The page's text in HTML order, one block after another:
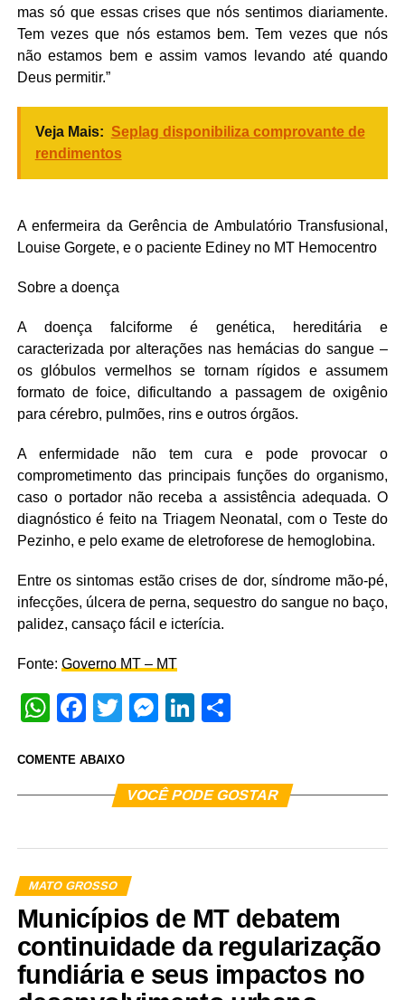
mas só que essas crises que nós sentimos diariamente.
Tem vezes que nós estamos bem. Tem vezes que nós
não estamos bem e assim vamos levando até quando
Deus permitir.”
Veja Mais: Seplag disponibiliza comprovante de
rendimentos
A enfermeira da Gerência de Ambulatório Transfusional,
Louise Gorgete, e o paciente Ediney no MT Hemocentro
Sobre a doença
A doença falciforme é genética, hereditária e
caracterizada por alterações nas hemácias do sangue –
os glóbulos vermelhos se tornam rígidos e assumem
formato de foice, dificultando a passagem de oxigênio
para cérebro, pulmões, rins e outros órgãos.
A enfermidade não tem cura e pode provocar o
comprometimento das principais funções do organismo,
caso o portador não receba a assistência adequada. O
diagnóstico é feito na Triagem Neonatal, com o Teste do
Pezinho, e pelo exame de eletroforese de hemoglobina.
Entre os sintomas estão crises de dor, síndrome mão-pé,
infecções, úlcera de perna, sequestro do sangue no baço,
palidez, cansaço fácil e icterícia.
Fonte: Governo MT – MT
WhatsApp
Facebook
TwitterMessenger
LinkedIn
COMENTE ABAIXO
VOCÊ PODE GOSTAR
MATO GROSSO
Municípios de MT debatem
continuidade da regularização
fundiária e seus impactos no